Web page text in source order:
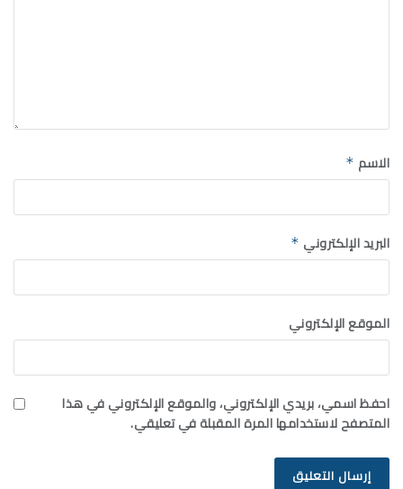
الاسم *
البريد الإلكتروني *
الموقع الإلكتروني
احفظ اسمي، بريدي الإلكتروني، والموقع الإلكتروني في هذا
المتصفح لاستخدامها المرة المقبلة في تعليقي.